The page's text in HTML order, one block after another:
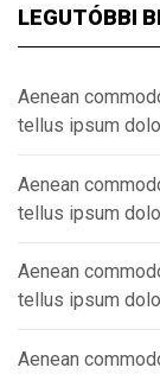
LEGUTÓBBI
Aenean
tellus ipsum
Aenean
tellus ipsum
Aenean
tellus ipsum
Aenean